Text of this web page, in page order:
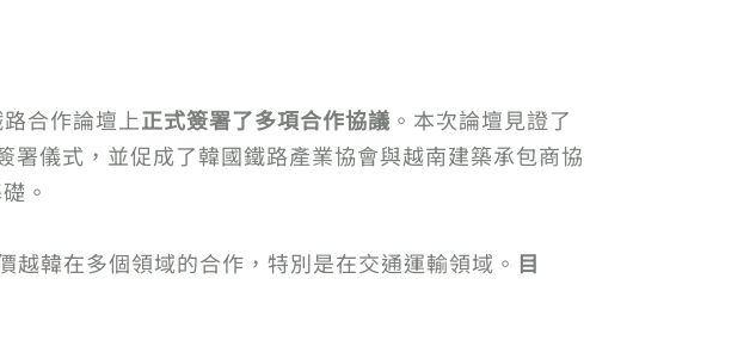
合作論壇上正式簽署了多項合作協議 。本次論壇見證了
儀式，並促成了韓國鐵路產業協會與越南建築承包商協
。
韓在多個領域的合作，特別是在交通運輸領域。 目